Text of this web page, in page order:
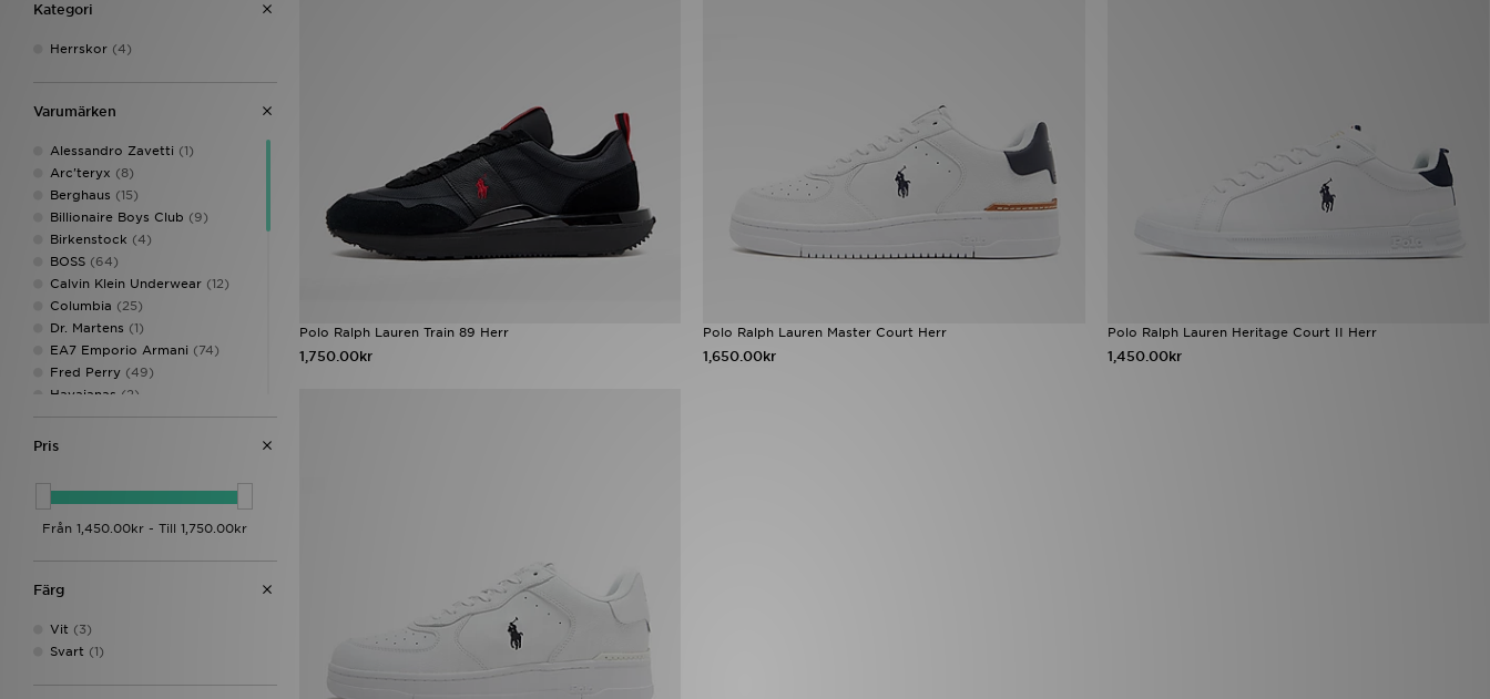
Kategori
Herrskor (4)
Varumärken
Alessandro Zavetti (1)
Arc'teryx (8)
Berghaus (15)
Billionaire Boys Club (9)
Birkenstock (4)
BOSS (64)
Calvin Klein Underwear (12)
Columbia (25)
Dr. Martens (1)
EA7 Emporio Armani (74)
Fred Perry (49)
Havaianas (2)
HUGO(2)
ICECREAM
Lacoste
LEVI'S(23)
MONTIREX(16)
Nike
Polo Ralph Lauren
Polo Sport
Salomon(2)
Pris
Färg
Vit (3)
Svart (1)
Polo Ralph Lauren Train 89 Herr
1,750.00kr
Polo Ralph Lauren Master Court Herr
1,650.00kr
Polo Ralph Lauren Heritage Court II Herr
1,450.00kr